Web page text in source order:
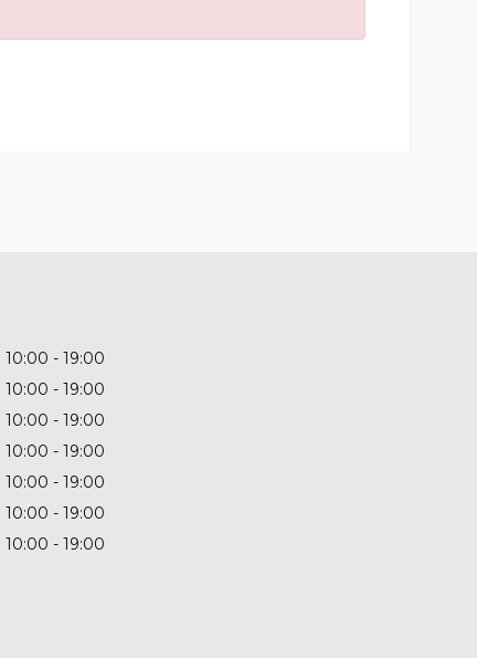
10:00
19:00
10:00
19:00
10:00
19:00
10:00
19:00
10:00
19:00
10:00
19:00
10:00 19:00